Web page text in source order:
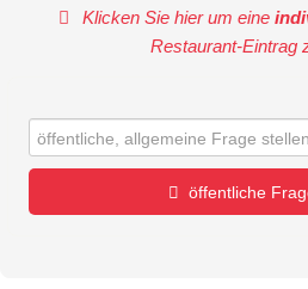
Klicken Sie hier um eine
Restaurant-Eintrag
öffentliche